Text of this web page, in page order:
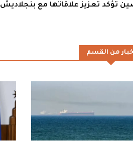
تؤكد تعزيز علاقاتها مع بنجلاديش
من القسم